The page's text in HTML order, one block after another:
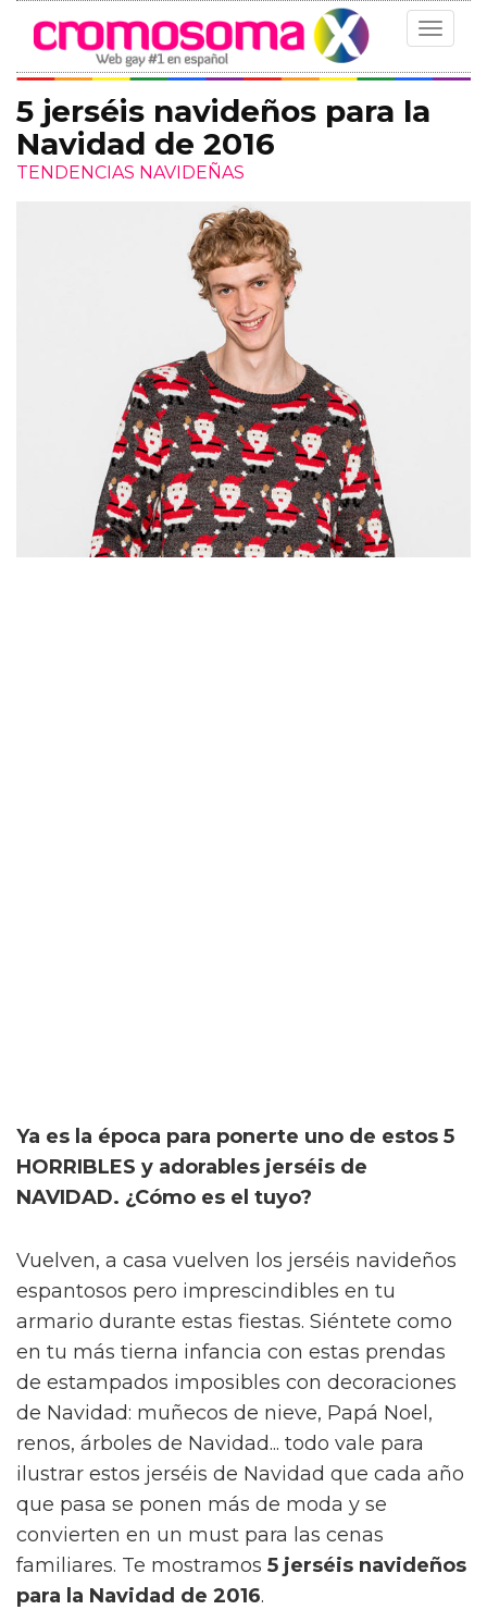
Toggle
5 jerséis navideños para la
Navidad de 2016
TENDENCIAS NAVIDEÑAS
Ya es la época para ponerte uno de estos 5
HORRIBLES y adorables jerséis de
NAVIDAD. ¿Cómo es el tuyo?
Vuelven, a casa vuelven los jerséis navideños
espantosos pero imprescindibles en tu
armario durante estas fiestas. Siéntete como
en tu más tierna infancia con estas prendas
de estampados imposibles con decoraciones
de Navidad: muñecos de nieve, Papá Noel,
renos, árboles de Navidad... todo vale para
ilustrar estos jerséis de Navidad que cada año
que pasa se ponen más de moda y se
convierten en un must para las cenas
familiares. Te mostramos 5 jerséis navideños
para la Navidad de 2016.